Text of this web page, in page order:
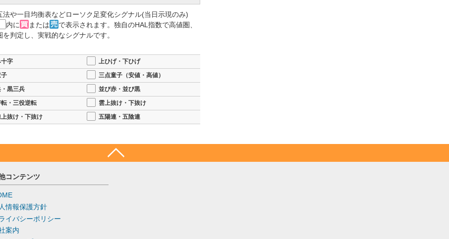
法や一目均衡表などローソク足変化シグナル(当日示現のみ)
内に または
で表示されます。独自のHAL指数で高値圏、
を判定し、実戦的なシグナルです。
字
上ひげ・下ひげ
三点童子（安値・高値）
黒三兵
並び赤・並び黒
・三役逆転
雲上抜け・下抜け
抜け・下抜け 五陽連・五陰連
コンテンツ
情報保護方針
イバシーポリシー
案内